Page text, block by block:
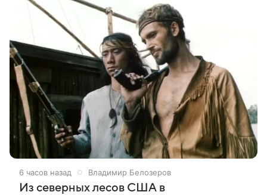
6 часов назад Владимир Белозеров
Из северных лесов США в